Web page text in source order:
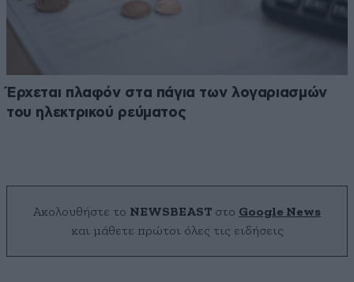
Έρχεται πλαφόν στα πάγια των λογαριασμών
του ηλεκτρικού ρεύματος
Ακολουθήστε το NEWSBEAST στο Google News
και μάθετε πρώτοι όλες τις ειδήσεις